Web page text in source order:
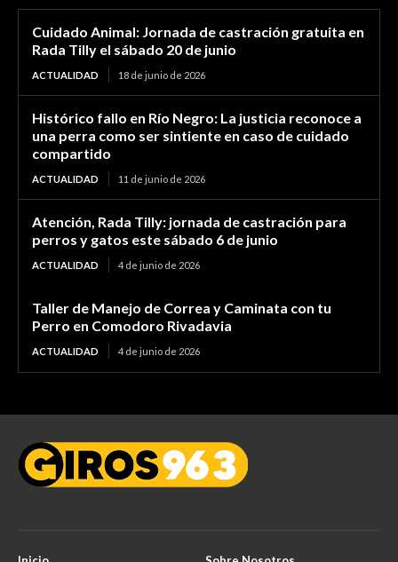
Cuidado Animal: Jornada de castración gratuita en
Rada Tilly el sábado 20 de junio
ACTUALIDAD 18 de junio de 2026
Histórico fallo en Río Negro: La justicia reconoce a
una perra como ser sintiente en caso de cuidado
compartido
ACTUALIDAD 11 de junio de 2026
Atención, Rada Tilly: jornada de castración para
perros y gatos este sábado 6 de junio
ACTUALIDAD 4 de junio de 2026
Taller de Manejo de Correa y Caminata con tu
Perro en Comodoro Rivadavia
ACTUALIDAD 4 de junio de 2026